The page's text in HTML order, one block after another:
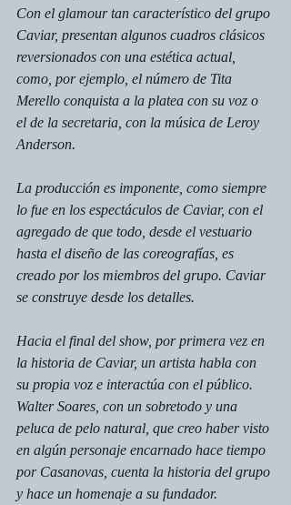
Con el glamour tan característico del grupo
Caviar, presentan algunos cuadros clásicos
reversionados con una estética actual,
como, por ejemplo, el número de Tita
Merello conquista a la platea con su voz o
el de la secretaria, con la música de Leroy
Anderson.
La producción es imponente, como siempre
lo fue en los espectáculos de Caviar, con el
agregado de que todo, desde el vestuario
hasta el diseño de las coreografías, es
creado por los miembros del grupo. Caviar
se construye desde los detalles.
Hacia el final del show, por primera vez en
la historia de Caviar, un artista habla con
su propia voz e interactúa con el público.
Walter Soares, con un sobretodo y una
peluca de pelo natural, que creo haber visto
en algún personaje encarnado hace tiempo
por Casanovas, cuenta la historia del grupo
y hace un homenaje a su fundador.